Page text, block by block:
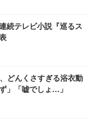
続テレビ小説『巡るス
どんくさすぎる浴衣動
」「嘘でしょ…」